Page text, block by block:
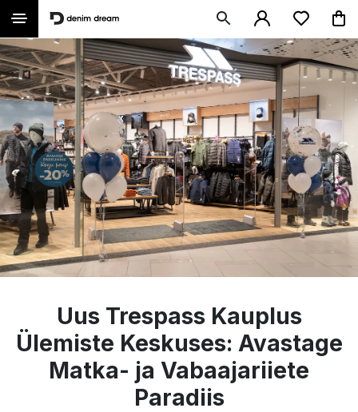
Uus Trespass Kauplus
Ülemiste Keskuses: Avastage
Matka- ja Vabaajariiete
Paradiis